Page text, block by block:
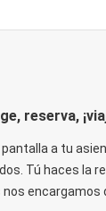
reserva,
pantalla a tu
Tú haces la
encargamos